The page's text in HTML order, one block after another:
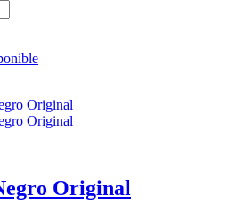
Original